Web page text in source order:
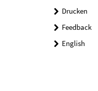
Drucken
Feedback
English